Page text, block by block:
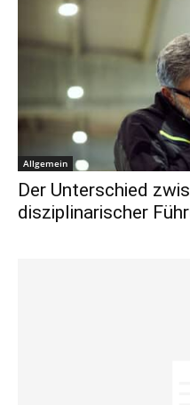
Allgemein
Der Unterschied
disziplinarischer